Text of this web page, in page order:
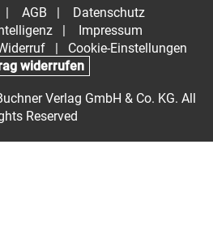
AGB
Datenschutz
Impressum
Cookie-Einstellungen
widerrufen
Verlag GmbH & Co. KG. All
Reserved